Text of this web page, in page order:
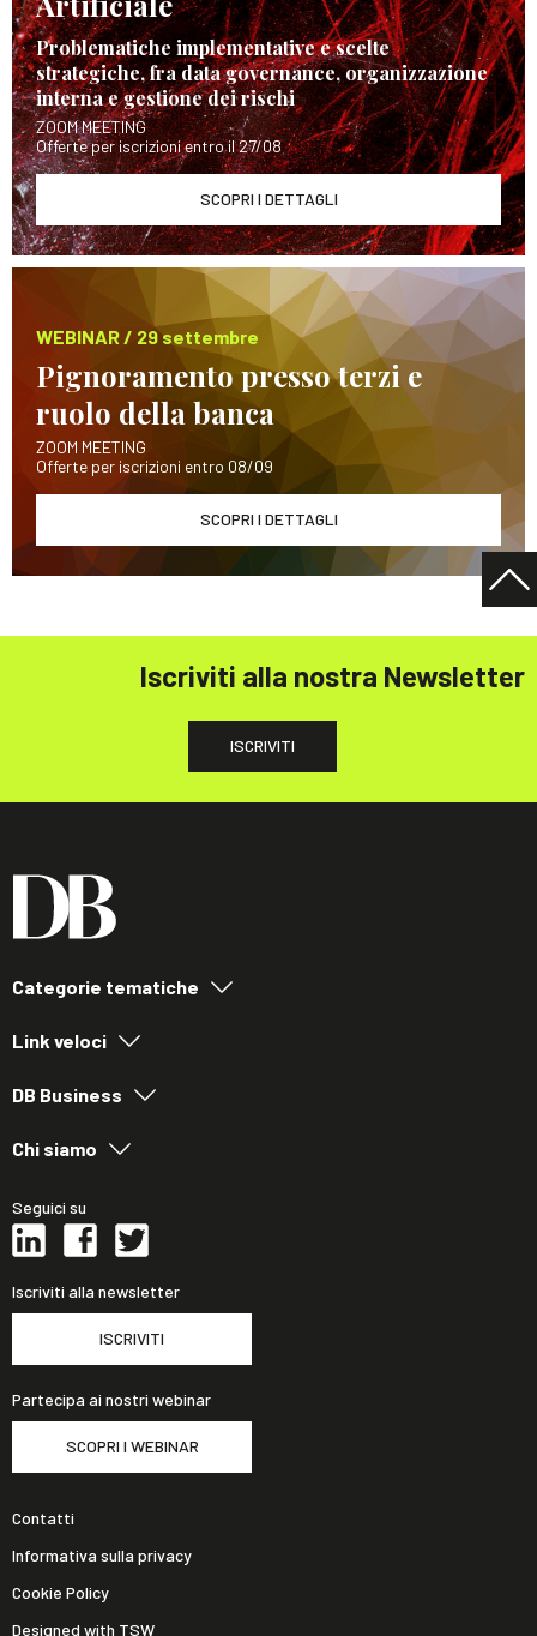
Problematiche implementative e scelte
strategiche, fra data governance, organizzazione
interna e gestione dei rischi
ZOOM MEETING
Offerte per iscrizioni entro il 27/08
SCOPRI I DETTAGLI
WEBINAR / 29 settembre
Pignoramento presso terzi e
ruolo della banca
ZOOM MEETING
Offerte per iscrizioni entro 08/09
SCOPRI I DETTAGLI
Iscriviti alla nostra Newsletter
ISCRIVITI
Categorie tematiche
Link veloci
DB Business
Chi siamo
Seguici su
Iscriviti alla newsletter
ISCRIVITI
Partecipa ai nostri webinar
SCOPRI I WEBINAR
Contatti
Informativa sulla privacy
Cookie Policy
Designed with TSW